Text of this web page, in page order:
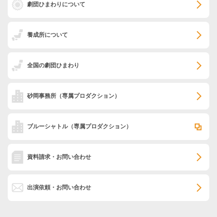
劇団ひまわりについて
養成所について
全国の劇団ひまわり
砂岡事務所 （専属プロダクション）
ブルーシャトル（専属プロダクション）
資料請求・お問い合わせ
出演依頼・お問い合わせ